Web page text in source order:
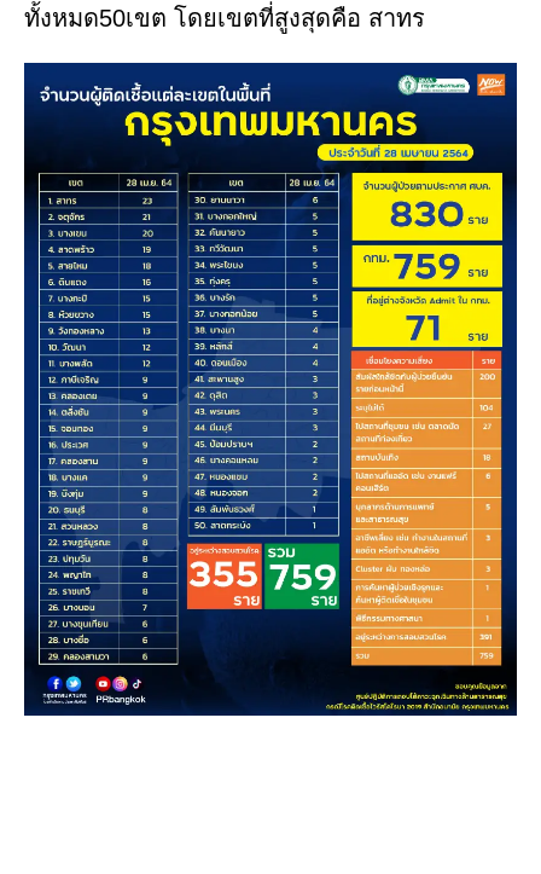
ทั้งหมด50เขต โดยเขตที่สูงสุดคือ สาทร